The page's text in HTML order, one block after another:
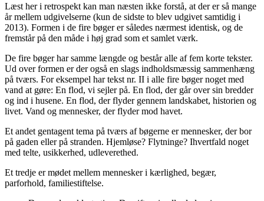
Læst her i retrospekt kan man næsten ikke forstå, at der er så mange
år mellem udgivelserne (kun de sidste to blev udgivet samtidig i
2013). Formen i de fire bøger er således nærmest identisk, og de
fremstår på den måde i høj grad som et samlet værk.
De fire bøger har samme længde og består alle af fem korte tekster.
Ud over formen er der også en slags indholdsmæssig sammenhæng
på tværs. For eksempel har tekst nr. II i alle fire bøger noget med
vand at gøre: En flod, vi sejler på. En flod, der går over sin bredder
og ind i husene. En flod, der flyder gennem landskabet, historien og
livet. Vand og mennesker, der flyder mod havet.
Et andet gentagent tema på tværs af bøgerne er mennesker, der bor
på gaden eller på stranden. Hjemløse? Flytninge? Ihvertfald noget
med telte, usikkerhed, udleverethed.
Et tredje er mødet mellem mennesker i kærlighed, begær,
parforhold, familiestiftelse.